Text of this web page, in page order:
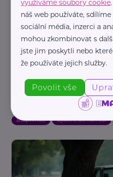
Allianz pojišťovna, a. s. - sídlo
Jak se připravit na
Tipy pro majitele domů
Bezpečnost Bydlení, domácnost
využíváme soubory cookie
náš web používáte,
sociální média, inzerci a
mohou zkombinovat s
jste jim poskytli nebo
že používáte jejich služby.
Povolit vše